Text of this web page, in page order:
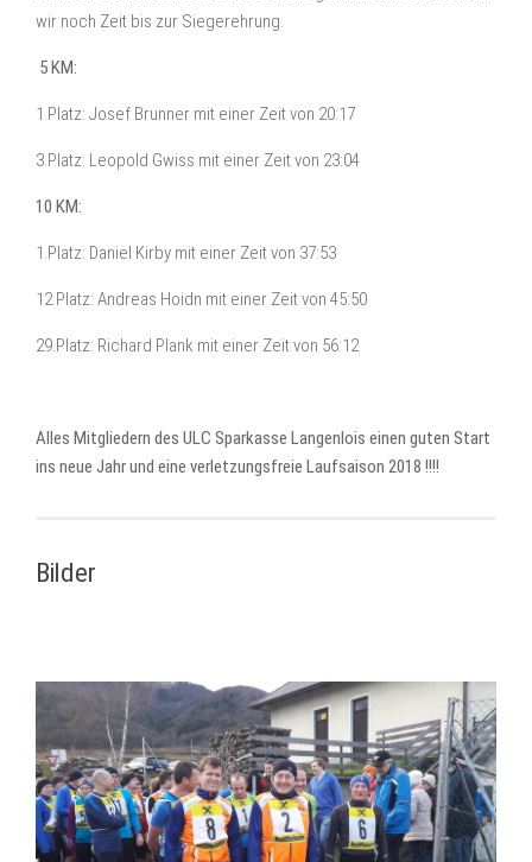
wir noch Zeit bis zur Siegerehrung.
5 KM:
1.Platz: Josef Brunner mit einer Zeit von 20:17
3.Platz: Leopold Gwiss mit einer Zeit von 23:04
10 KM:
1.Platz: Daniel Kirby mit einer Zeit von 37:53
12.Platz: Andreas Hoidn mit einer Zeit von 45:50
29.Platz: Richard Plank mit einer Zeit von 56:12
Alles Mitgliedern des ULC Sparkasse Langenlois einen guten Start
ins neue Jahr und eine verletzungsfreie Laufsaison 2018 !!!!
Bilder